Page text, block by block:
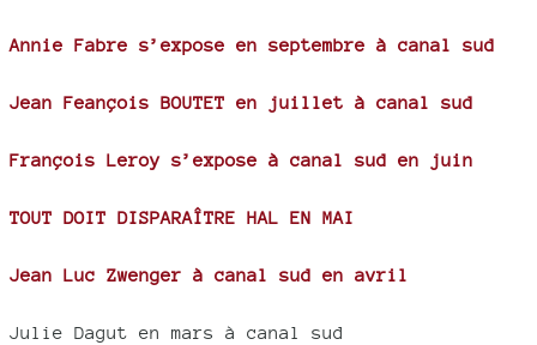
Annie Fabre s’expose en septembre à canal sud
Jean Feançois BOUTET en juillet à canal sud
François Leroy s’expose à canal sud en juin
TOUT DOIT DISPARAÎTRE HAL EN MAI
Jean Luc Zwenger à canal sud en avril
Julie Dagut en mars à canal sud